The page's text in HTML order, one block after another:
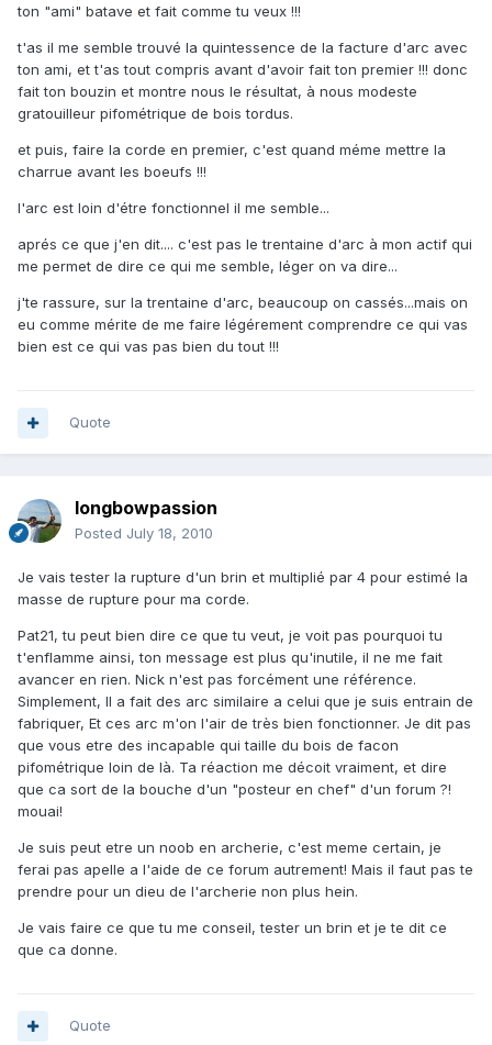
ton "ami" batave et fait comme tu veux !!!
t'as il me semble trouvé la quintessence de la facture d'arc avec
ton ami, et t'as tout compris avant d'avoir fait ton premier !!! donc
fait ton bouzin et montre nous le résultat, à nous modeste
gratouilleur pifométrique de bois tordus.
et puis, faire la corde en premier, c'est quand méme mettre la
charrue avant les boeufs !!!
l'arc est loin d'étre fonctionnel il me semble...
aprés ce que j'en dit.... c'est pas le trentaine d'arc à mon actif qui
me permet de dire ce qui me semble, léger on va dire...
j'te rassure, sur la trentaine d'arc, beaucoup on cassés...mais on
eu comme mérite de me faire légérement comprendre ce qui vas
bien est ce qui vas pas bien du tout !!!
Quote
longbowpassion
Posted July 18, 2010
Je vais tester la rupture d'un brin et multiplié par 4 pour estimé la
masse de rupture pour ma corde.
Pat21, tu peut bien dire ce que tu veut, je voit pas pourquoi tu
t'enflamme ainsi, ton message est plus qu'inutile, il ne me fait
avancer en rien. Nick n'est pas forcément une référence.
Simplement, Il a fait des arc similaire a celui que je suis entrain de
fabriquer, Et ces arc m'on l'air de très bien fonctionner. Je dit pas
que vous etre des incapable qui taille du bois de facon
pifométrique loin de là. Ta réaction me décoit vraiment, et dire
que ca sort de la bouche d'un "posteur en chef" d'un forum ?!
mouai!
Je suis peut etre un noob en archerie, c'est meme certain, je
ferai pas apelle a l'aide de ce forum autrement! Mais il faut pas te
prendre pour un dieu de l'archerie non plus hein.
Je vais faire ce que tu me conseil, tester un brin et je te dit ce
que ca donne.
Quote